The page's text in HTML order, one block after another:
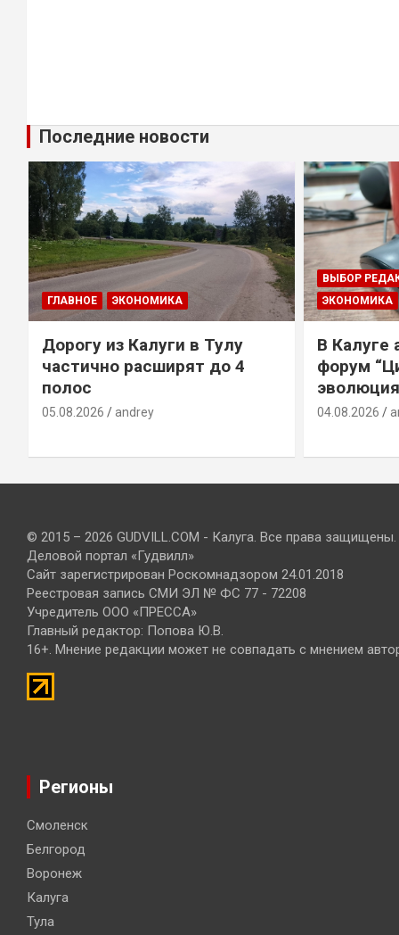
Последние новости
ГЛАВНОЕ ЭКОНОМИКА
Дорогу из Калуги в Тулу
частично расширят до 4
полос
05.08.2026 andrey
ВЫБОР
ЭКОНОМИКА
В Калуге
форум
04.08.2026
© 2015 – 2026 GUDVILL.COM - Калуга. Все права защищены.
Деловой портал «Гудвилл»
Сайт зарегистрирован Роскомнадзором 24.01.2018
Реестровая запись СМИ ЭЛ № ФС 77 - 72208
Учредитель ООО «ПРЕССА»
Главный редактор: Попова Ю.В.
16+. Мнение редакции может не совпадать с мнением
Регионы
Смоленск
Белгород
Воронеж
Калуга
Тула